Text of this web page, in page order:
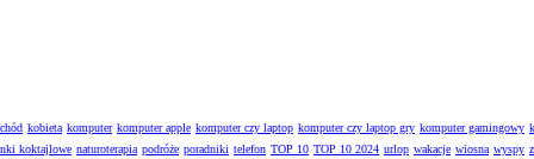
kobieta komputer komputer apple komputer czy laptop komputer czy laptop gry komputer gamingowy
koktajlowe naturoterapia podróże poradniki telefon TOP 10 TOP 10 2024 urlop wakacje wiosna wyspy